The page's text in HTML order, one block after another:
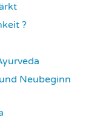
?
Neubeginn